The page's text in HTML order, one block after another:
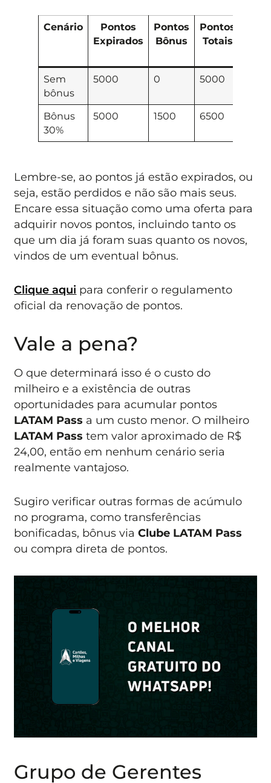
Cenário
Pontos
Expirados
Pontos
Bônus
Pontos
Totais
Sem
bônus
5000 0 5000
Bônus
30%
5000 1500 6500
Lembre-se, ao pontos já estão expirados, ou
seja, estão perdidos e não são mais seus.
Encare essa situação como uma oferta para
adquirir novos pontos, incluindo tanto os
que um dia já foram suas quanto os novos,
vindos de um eventual bônus.
Clique aqui para conferir o regulamento
oficial da renovação de pontos.
Vale a pena?
O que determinará isso é o custo do
milheiro e a existência de outras
oportunidades para acumular pontos
LATAM Pass a um custo menor. O milheiro
LATAM Pass tem valor aproximado de R$
24,00, então em nenhum cenário seria
realmente vantajoso.
Sugiro verificar outras formas de acúmulo
no programa, como transferências
bonificadas, bônus viaClube LATAM Pass
ou compra direta de pontos.
Grupo de Gerentes